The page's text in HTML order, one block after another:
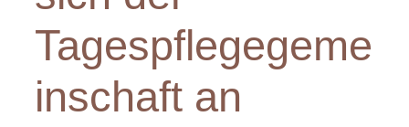
Tagespflegegeme
inschaft an